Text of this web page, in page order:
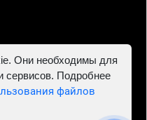
ИНН 781302555843,
Они необходимы для
сервисов. Подробнее
файлов